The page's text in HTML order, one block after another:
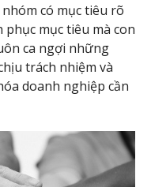
có mục tiêu rõ
phục mục tiêu mà con
ca ngợi những
trách nhiệm và
doanh nghiệp cần